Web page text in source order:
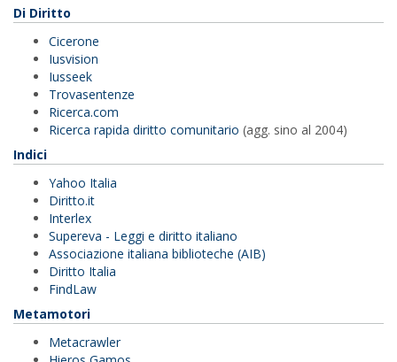
Di Diritto
Cicerone
Iusvision
Iusseek
Trovasentenze
Ricerca.com
Ricerca rapida diritto comunitario (agg. sino al 2004)
Indici
Yahoo Italia
Diritto.it
Interlex
Supereva - Leggi e diritto italiano
Associazione italiana biblioteche (AIB)
Diritto Italia
FindLaw
Metamotori
Metacrawler